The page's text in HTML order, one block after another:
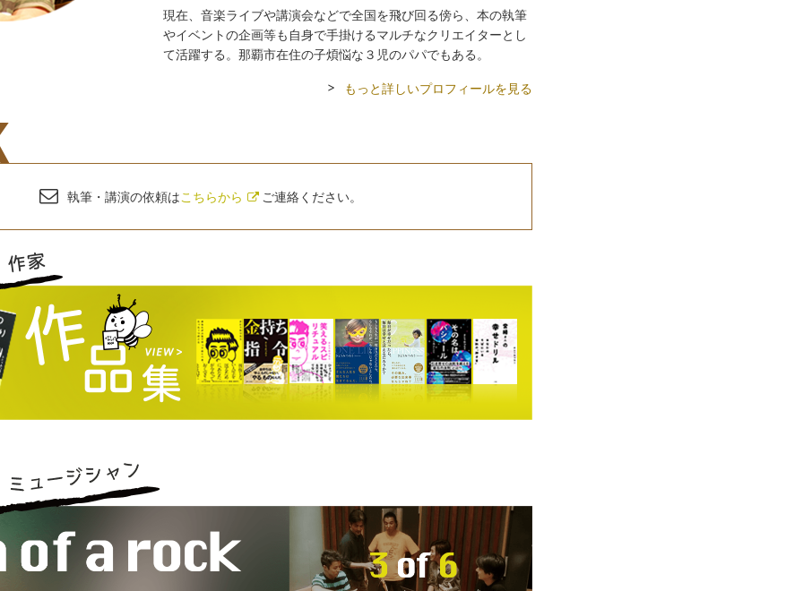
現在、音楽ライブや講演会などで全国を飛び回る傍ら、本の執筆
やイベントの企画等も自身で手掛けるマルチなクリエイターとし
て活躍する。那覇市在住の子煩悩な３児のパパでもある。
もっと詳しいプロフィールを見る
執筆・講演の依頼はこちらから ご連絡ください。